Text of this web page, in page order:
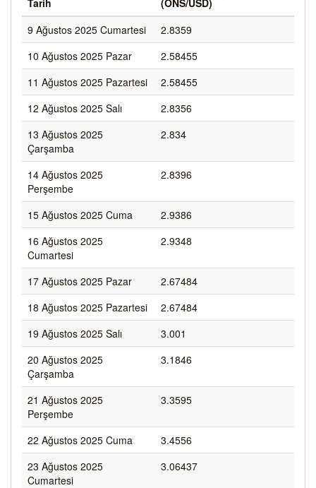
Tarih
(ONS/USD)
9 Ağustos 2025 Cumartesi
2.8359
10 Ağustos 2025 Pazar
2.58455
11 Ağustos 2025 Pazartesi
2.58455
12 Ağustos 2025 Salı
2.8356
13 Ağustos 2025
Çarşamba
2.834
14 Ağustos 2025
Perşembe
2.8396
15 Ağustos 2025 Cuma
2.9386
16 Ağustos 2025
Cumartesi
2.9348
17 Ağustos 2025 Pazar
2.67484
18 Ağustos 2025 Pazartesi
2.67484
19 Ağustos 2025 Salı
3.001
20 Ağustos 2025
Çarşamba
3.1846
21 Ağustos 2025
Perşembe
3.3595
22 Ağustos 2025 Cuma
3.4556
23 Ağustos 2025
Cumartesi
3.06437